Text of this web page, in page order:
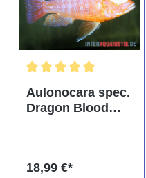
Durchschnittliche
Aulonocara spec.
Dragon Blood
18,99 €*